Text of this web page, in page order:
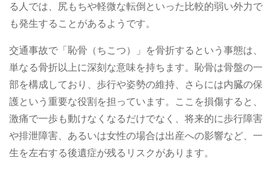
る人では、尻もちや軽微な転倒といった比較的弱い外力で
も発生することがあるようです。
交通事故で「恥骨（ちこつ）」を骨折するという事態は、
単なる骨折以上に深刻な意味を持ちます。恥骨は骨盤の一
部を構成しており、歩行や姿勢の維持、さらには内臓の保
護という重要な役割を担っています。ここを損傷すると、
激痛で一歩も動けなくなるだけでなく、将来的に歩行障害
や排泄障害、あるいは女性の場合は出産への影響など、一
生を左右する後遺症が残るリスクがあります。